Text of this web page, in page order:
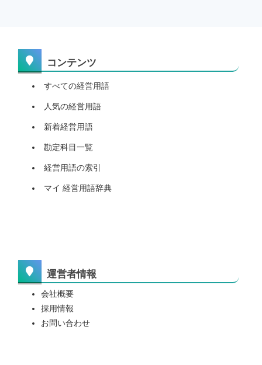
コンテンツ
すべての経営用語
人気の経営用語
新着経営用語
勘定科目一覧
経営用語の索引
マイ 経営用語辞典
運営者情報
会社概要
採用情報
お問い合わせ